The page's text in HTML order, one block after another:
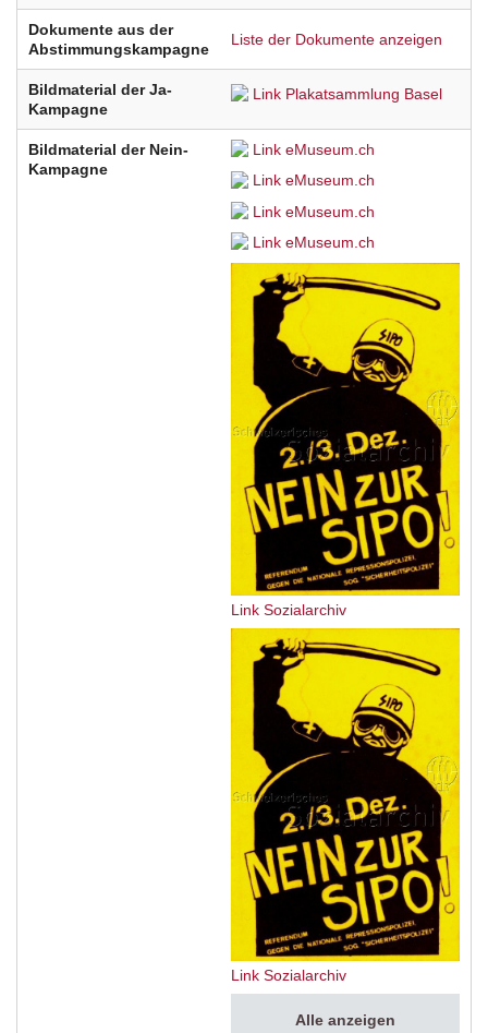
Dokumente aus der
Abstimmungskampagne
Liste der Dokumente anzeigen
Bildmaterial der Ja-
Kampagne
Link Plakatsammlung Basel
Bildmaterial der Nein-
Kampagne
Link eMuseum.ch
Link eMuseum.ch
Link eMuseum.ch
Link eMuseum.ch
Link Sozialarchiv
Link Sozialarchiv
Alle anzeigen